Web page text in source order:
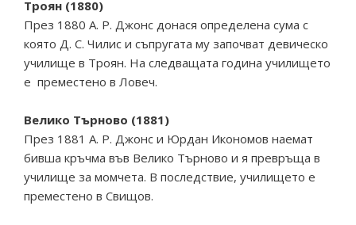
Троян (1880)
През 1880 А. Р. Джонс донася определена сума с
която Д. С. Чилис и съпругата му започват девическо
училище в Троян. На следващата година училището
е преместено в Ловеч.
Велико Търново (1881)
През 1881 А. Р. Джонс и Юрдан Икономов наемат
бивша кръчма във Велико Търново и я превръща в
училище за момчета. В последствие, училището е
преместено в Свищов.